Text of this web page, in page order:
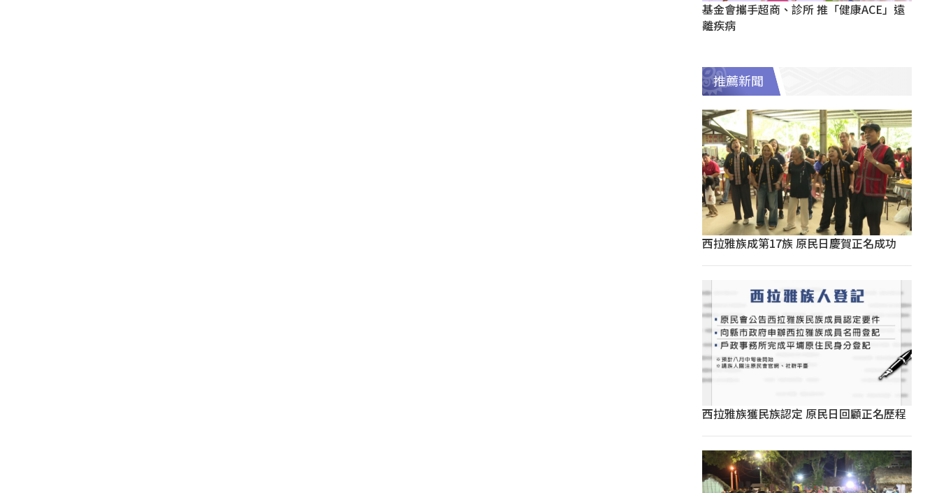
基金會攜手超商、診所 推「健康ACE」遠
離疾病
推薦新聞
西拉雅族成第17族 原民日慶賀正名成功
西拉雅族獲民族認定 原民日回顧正名歷程